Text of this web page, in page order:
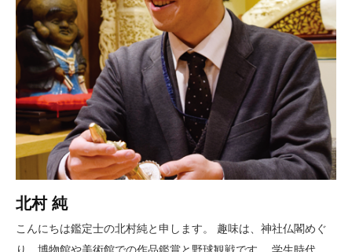
北村 純
こんにちは鑑定士の北村純と申します。 趣味は、神社仏閣めぐ